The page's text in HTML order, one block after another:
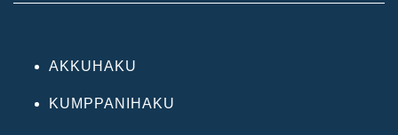
AKKUHAKU
KUMPPANIHAKU